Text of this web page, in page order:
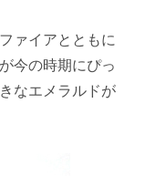
ァイアとともに
今の時期にぴっ
なエメラルドが